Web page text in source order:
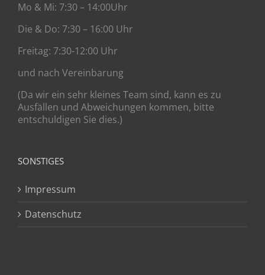
Mo & Mi: 7:30 – 14:00Uhr
Die & Do: 7:30 – 16:00 Uhr
Freitag: 7:30-12:00 Uhr
und nach Vereinbarung
(Da wir ein sehr kleines Team sind, kann es zu
Ausfällen und Abweichungen kommen, bitte
entschuldigen Sie dies.)
SONSTIGES
Impressum
Datenschutz